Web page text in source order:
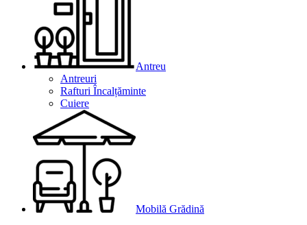
Antreu
Antreuri
Rafturi Încalțăminte
Cuiere
Mobilă Grădină